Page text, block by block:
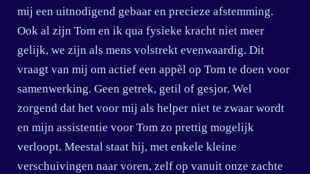
mij een uitnodigend gebaar en precieze afstemming.
Ook al zijn Tom en ik qua fysieke kracht niet meer
gelijk, we zijn als mens volstrekt evenwaardig. Dit
vraagt van mij om actief een appèl op Tom te doen voor
samenwerking. Geen getrek, getil of gesjor. Wel
zorgend dat het voor mij als helper niet te zwaar wordt
en mijn assistentie voor Tom zo prettig mogelijk
verloopt. Meestal staat hij, met enkele kleine
verschuivingen naar voren, zelf op vanuit onze zachte